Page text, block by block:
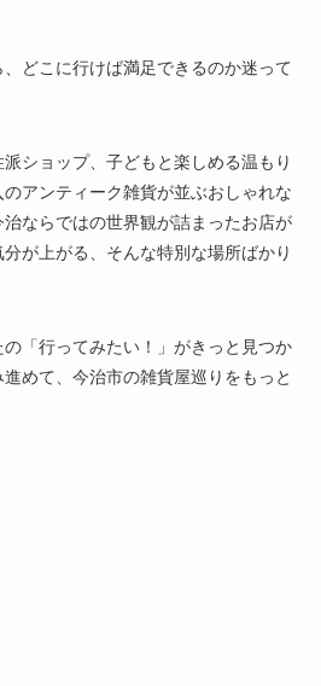
どこに行けば満足できるのか迷って
ショップ、子どもと楽しめる温もり
アンティーク雑貨が並ぶおしゃれな
ならではの世界観が詰まったお店が
が上がる、そんな特別な場所ばかり
「行ってみたい！」がきっと見つか
めて、今治市の雑貨屋巡りをもっと